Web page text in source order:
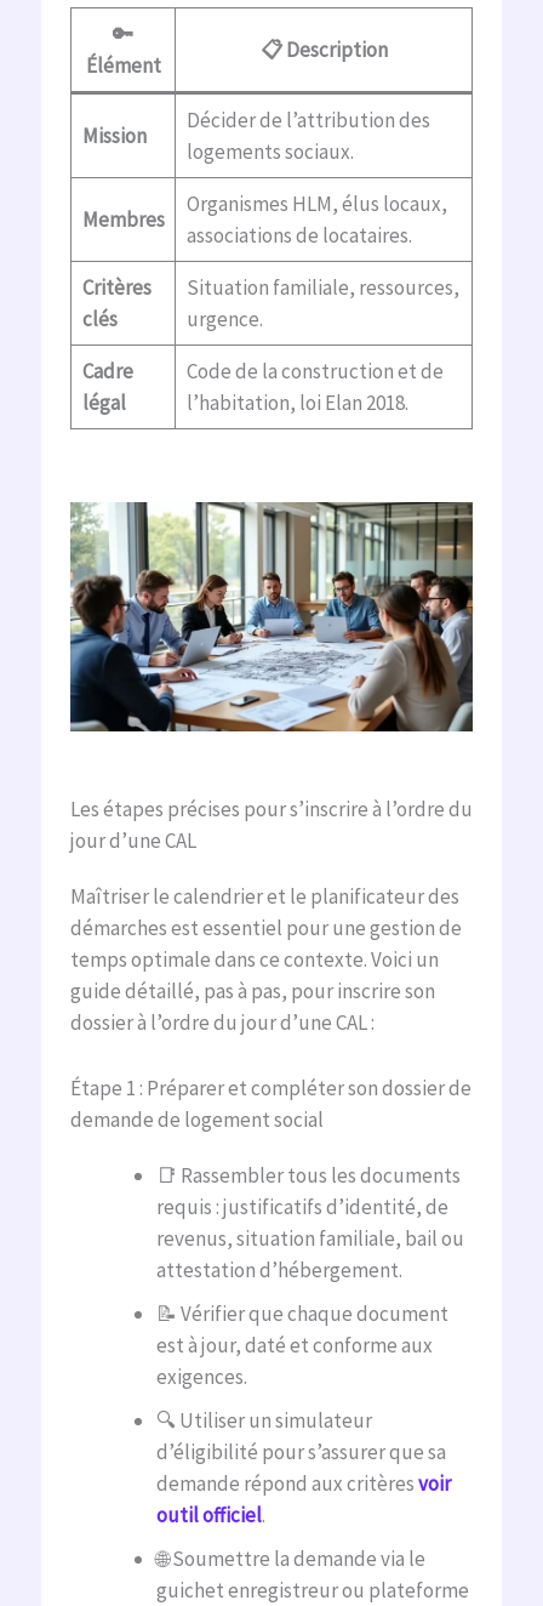
🔑
Élément
📋 Description
Mission
Décider de l’attribution des
logements sociaux.
Membres
Organismes HLM, élus locaux,
associations de locataires.
Critères
clés
Situation familiale, ressources,
urgence.
Cadre
légal
Code de la construction et de
l’habitation, loi Elan 2018.
Les étapes précises pour s’inscrire à l’ordre du
jour d’une CAL
Maîtriser le calendrier et le planificateur des
démarches est essentiel pour une gestion de
temps optimale dans ce contexte. Voici un
guide détaillé, pas à pas, pour inscrire son
dossier à l’ordre du jour d’une CAL :
Étape 1 : Préparer et compléter son dossier de
demande de logement social
📑 Rassembler tous les documents
requis : justificatifs d’identité, de
revenus, situation familiale, bail ou
attestation d’hébergement.
📝 Vérifier que chaque document
est à jour, daté et conforme aux
exigences.
🔍 Utiliser un simulateur
d’éligibilité pour s’assurer que sa
demande répond aux critèresvoir
outil officiel.
🌐 Soumettre la demande via le
guichet enregistreur ou plateforme